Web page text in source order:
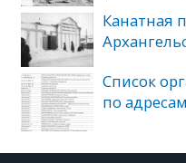
Канатная
Список
по